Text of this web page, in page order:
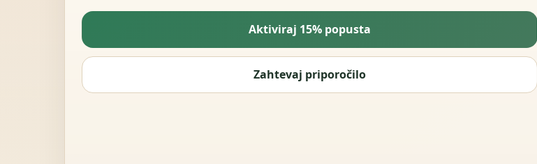
Aktiviraj 15% popusta
Zahtevaj priporočilo